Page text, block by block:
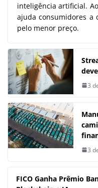
inteligência artificial.
ajuda consumidores a
pelo menor preço.
3
3
FICO Ganha Prêmio